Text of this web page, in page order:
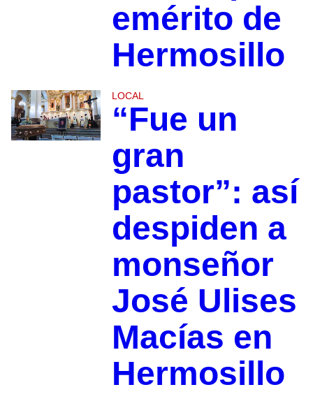
emérito de
Hermosillo
LOCAL
“Fue un
gran
pastor”: así
despiden a
monseñor
José Ulises
Macías en
Hermosillo